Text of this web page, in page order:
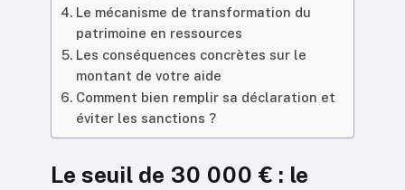
Le mécanisme de transformation du
patrimoine en ressources
Les conséquences concrètes sur le
montant de votre aide
Comment bien remplir sa déclaration et
éviter les sanctions ?
Le seuil de 30 000 € : le